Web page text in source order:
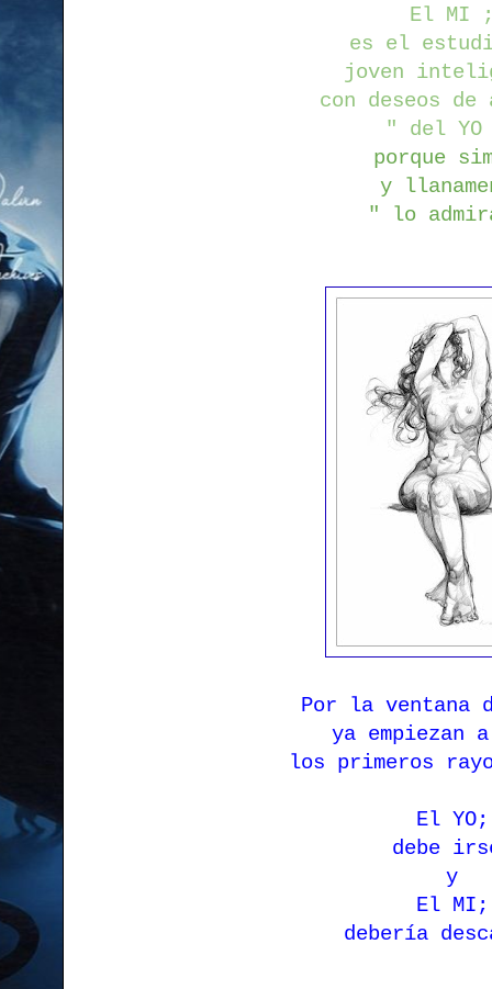
El MI
es el
joven
con deseos de
" del
porque
y
" lo
Por la ventana
ya empiezan
los primeros
El YO;
debe
y
El MI;
debería